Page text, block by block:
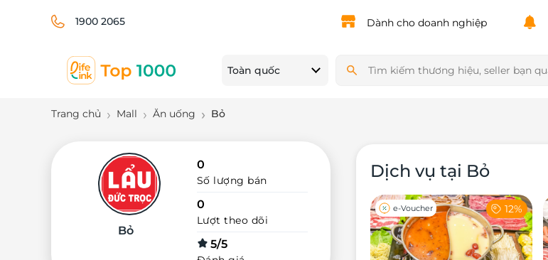
1900 2065 Dành cho doanh nghiệp
Toàn quốc
Trang chủ Mall Ăn uống Bỏ
Bỏ
0
Số lượng bán
0
Lượt theo dõi
5/5
Dịch vụ tại Bỏ
e-Voucher 12%